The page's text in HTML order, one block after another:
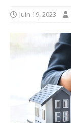
juin 19, 2023